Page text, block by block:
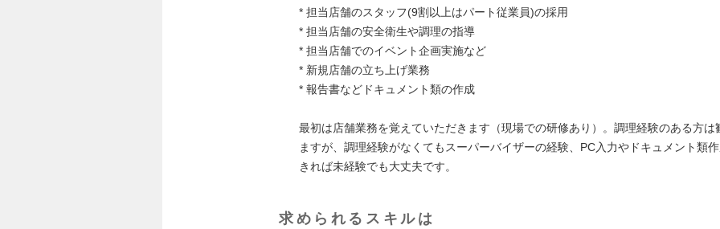
* 担当店舗のスタッフ(9割以上はパート従業員)の採用
* 担当店舗の安全衛生や調理の指導
* 担当店舗でのイベント企画実施など
* 新規店舗の立ち上げ業務
* 報告書などドキュメント類の作成
最初は店舗業務を覚えていただきます（現場での研修あり）。調理経験のある方は
ますが、調理経験がなくてもスーパーバイザーの経験、PC入力やドキュメント類
きれば未経験でも大丈夫です。
求められるスキルは